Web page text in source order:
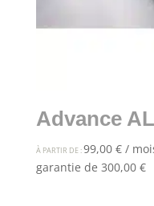
Advance
À PARTIR DE :99,00 € /
garantie de 300,00 €